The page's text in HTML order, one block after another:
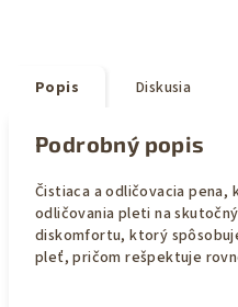
Popis Diskusia
Podrobný popis
Čistiaca a odličovacia
odličovania pleti na
diskomfortu, ktorý
pleť, pričom rešpektuje